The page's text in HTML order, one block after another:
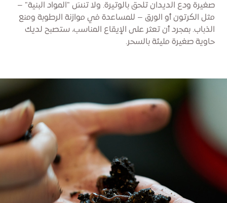
صغيرة ودع الديدان تلحق بالوتيرة. ولا تنسَ "المواد البنية" –
مثل الكرتون أو الورق – للمساعدة في موازنة الرطوبة ومنع
الذباب. بمجرد أن تعثر على الإيقاع المناسب، ستصبح لديك
حاوية صغيرة مليئة بالسحر.